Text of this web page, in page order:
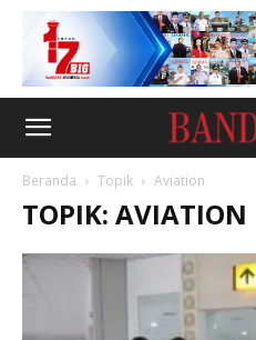
Beranda Topik Aviation
TOPIK: AVIATION